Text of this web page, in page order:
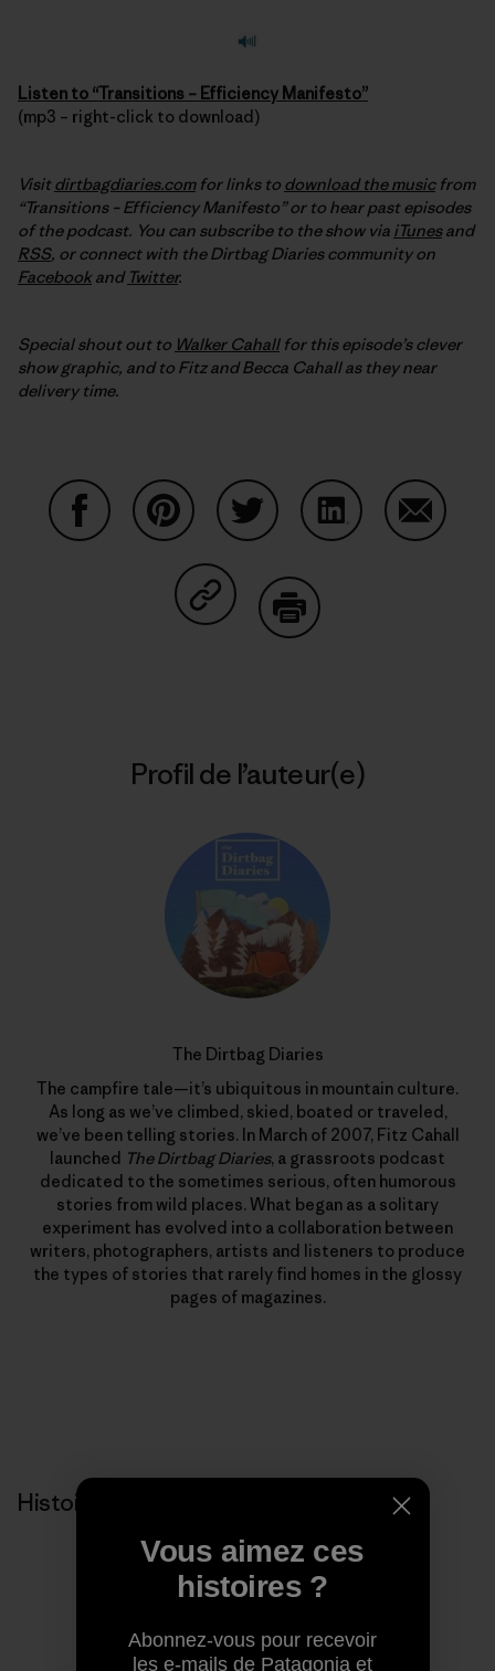
Listen to “Transitions – Efficiency Manifesto”
(mp3 – right-click to download)
Visitdirtbagdiaries.comfor links to download the musicfrom
“Transitions – Efficiency Manifesto” or to hear past episodes
of the podcast. You can subscribe to the show via iTunesand
RSS, or connect with the Dirtbag Diaries community on
Facebook and Twitter.
Special shout out to Walker Cahallfor this episode’s clever
show graphic, and to Fitz and Becca Cahall as they near
delivery time.
Partager sur Copy Link
Profil de l’auteur(e)
The Dirtbag Diaries
The campfire tale—it’s ubiquitous in mountain culture.
As long as we’ve climbed, skied, boated or traveled,
we’ve been telling stories. In March of 2007, Fitz Cahall
launched The Dirtbag Diaries, a grassroots podcast
dedicated to the sometimes serious, often humorous
stories from wild places. What began as a solitary
experiment has evolved into a collaboration between
writers, photographers, artists and listeners to produce
the types of stories that rarely find homes in the glossy
pages of magazines.
Histoires liées
Vous aimez ces
histoires ?
Abonnez-vous pour recevoir
les e-mails de Patagonia et